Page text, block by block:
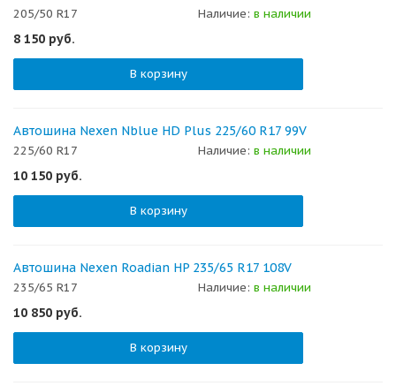
205/50 R17 Наличие: в наличии
8 150 руб.
В корзину
Автошина Nexen Nblue HD Plus 225/60 R17 99V
225/60 R17 Наличие: в наличии
10 150 руб.
В корзину
Автошина Nexen Roadian HP 235/65 R17 108V
235/65 R17 Наличие: в наличии
10 850 руб.
В корзину